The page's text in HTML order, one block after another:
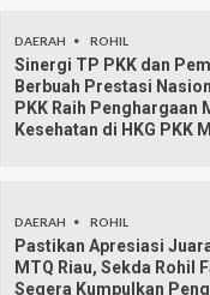
DAERAH ROHIL
Sinergi TP PKK dan
Berbuah Prestasi
PKK Raih Penghargaan
Kesehatan di HKG PKK
DAERAH ROHIL
Pastikan Apresiasi
MTQ Riau, Sekda Rohil
Segera Kumpulkan